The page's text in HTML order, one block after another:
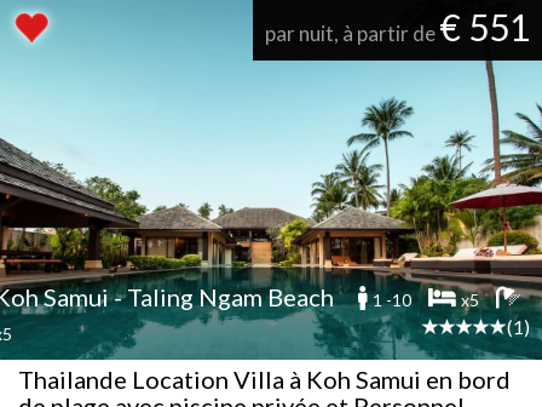
par nuit, à partir de€ 551
Samui - Taling Ngam Beach 1 -10
x5
(1)
Thailande Location Villa à Koh Samui en bord